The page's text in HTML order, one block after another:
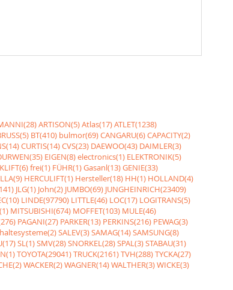
ARTISON(5)Atlas(17)ATLET(1238)
BT(410) bulmor(69)CANGARU(6)CAPACITY(2)
CURTIS(14)CVS(23) DAEWOO(43) DAIMLER(3)
EIGEN(8)electronics(1) ELEKTRONIK(5)
frei(1) FÜHR(1)Gasanl(13)GENIE(33)
HERCULIFT(1) Hersteller(18) HH(1) HOLLAND(4)
JLG(1) John(2) JUMBO(69) JUNGHEINRICH(23409)
LINDE(97790) LITTLE(46) LOC(17) LOGITRANS(5)
MITSUBISHI(674) MOFFET(103) MULE(46)
PAGANI(27) PARKER(13) PERKINS(216) PEWAG(3)
SALEV(3)SAMAG(14)SAMSUNG(8)
SL(1)SMV(28)SNORKEL(28)SPAL(3)STABAU(31)
TOYOTA(29041)TRUCK(2161)TVH(288)TYCKA(27)
WACKER(2)WAGNER(14)WALTHER(3)WICKE(3)